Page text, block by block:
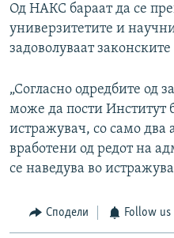
Од НАКС бараат да се
универзитетите и
задоволуваат законските
„Согласно одредбите од
може да пости Институт
истражувач, со само два
вработени од редот на
се наведува во
Сподели Follow us